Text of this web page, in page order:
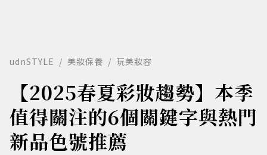
udnSTYLE 美妝保養 玩美妝容
【2025春夏彩妝趨勢】本季
值得關注的6個關鍵字與熱門
新品色號推薦